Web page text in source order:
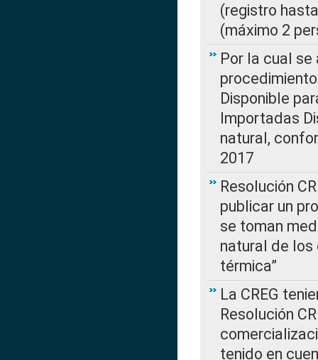
(registro
(máximo 2
Por la cual
Disponible
Importadas
natural,
2017
Resolución
publicar un
se toman
natural de los
térmica”
La CREG
Resolución
tenido en